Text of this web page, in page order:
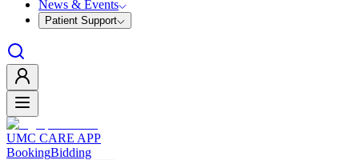
News & Events
Patient Support
UMC CARE APP
BookingBidding